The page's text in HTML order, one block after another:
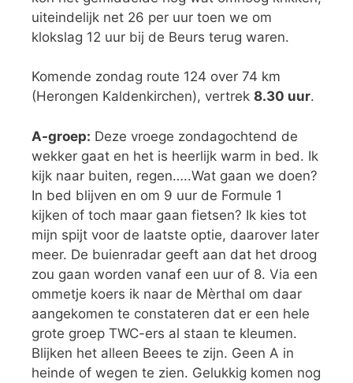
uiteindelijk net 26 per uur toen we om
klokslag 12 uur bij de Beurs terug waren.
Komende zondag route 124 over 74 km
(Herongen Kaldenkirchen), vertrek 8.30 uur.
A-groep: Deze vroege zondagochtend de
wekker gaat en het is heerlijk warm in bed. Ik
kijk naar buiten, regen…..Wat gaan we doen?
In bed blijven en om 9 uur de Formule 1
kijken of toch maar gaan fietsen? Ik kies tot
mijn spijt voor de laatste optie, daarover later
meer. De buienradar geeft aan dat het droog
zou gaan worden vanaf een uur of 8. Via een
ommetje koers ik naar de Mèrthal om daar
aangekomen te constateren dat er een hele
grote groep TWC-ers al staan te kleumen.
Blijken het alleen Beees te zijn. Geen A in
heinde of wegen te zien. Gelukkig komen nog